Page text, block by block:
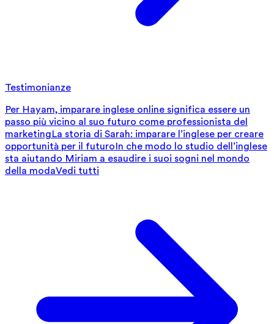
Testimonianze
Per Hayam, imparare inglese online significa essere un
passo più vicino al suo futuro come professionista del
marketingLa storia di Sarah: imparare l’inglese per creare
opportunità per il futuroIn che modo lo studio dell’inglese
sta aiutando Miriam a esaudire i suoi sogni nel mondo
della modaVedi tutti